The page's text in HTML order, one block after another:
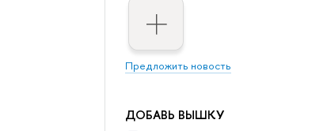
Предложить новость
ДОБАВЬ ВЫШКУ